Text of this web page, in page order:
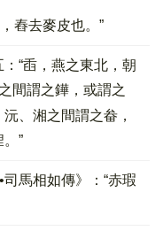
舂去麥皮也。”
“臿，燕之東北，朝
間謂之鏵，或謂之
、湘之間謂之畚，
”
司馬相如傳》：“赤瑕